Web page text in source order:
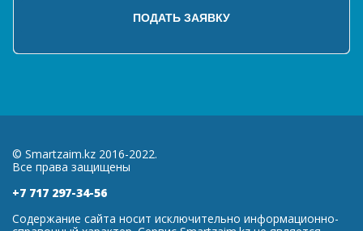
© Smartzaim.kz 2016-2022.
Все права защищены
+7 717 297-34-56
Содержание сайта носит исключительно информационно-